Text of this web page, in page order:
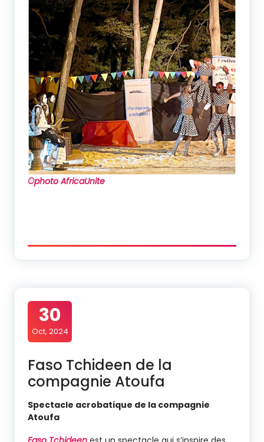
©photo AfricaUnite
30
Oct, 2024
Faso Tchideen de la
compagnie Atoufa
Spectacle acrobatique de la compagnie
Atoufa